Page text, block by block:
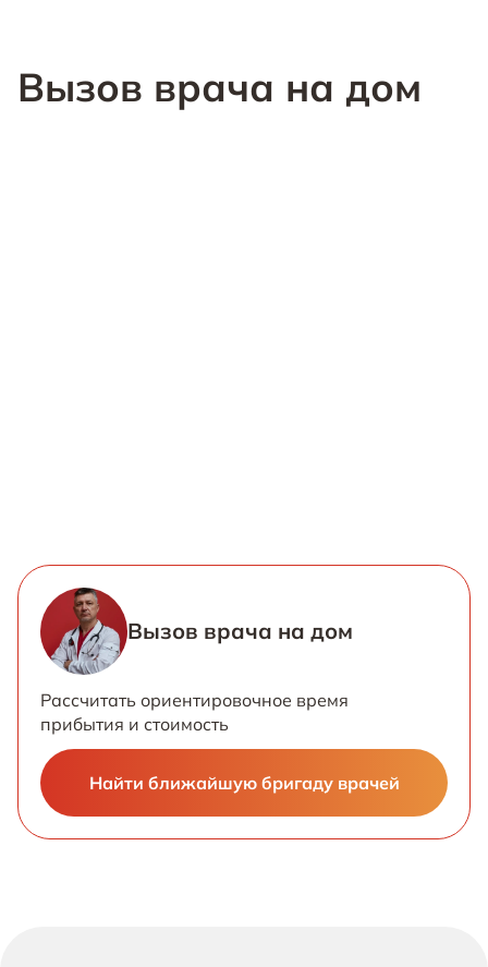
Вызов врача на дом
Вызов врача на дом
Рассчитать ориентировочное время
прибытия и стоимость
Найти ближайшую бригаду врачей